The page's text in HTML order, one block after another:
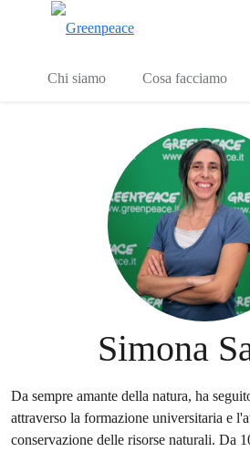
Chi siamo Cosa facciamo
Simona
Da sempre amante della natura, ha
attraverso la formazione universitaria e
conservazione delle risorse naturali. Da